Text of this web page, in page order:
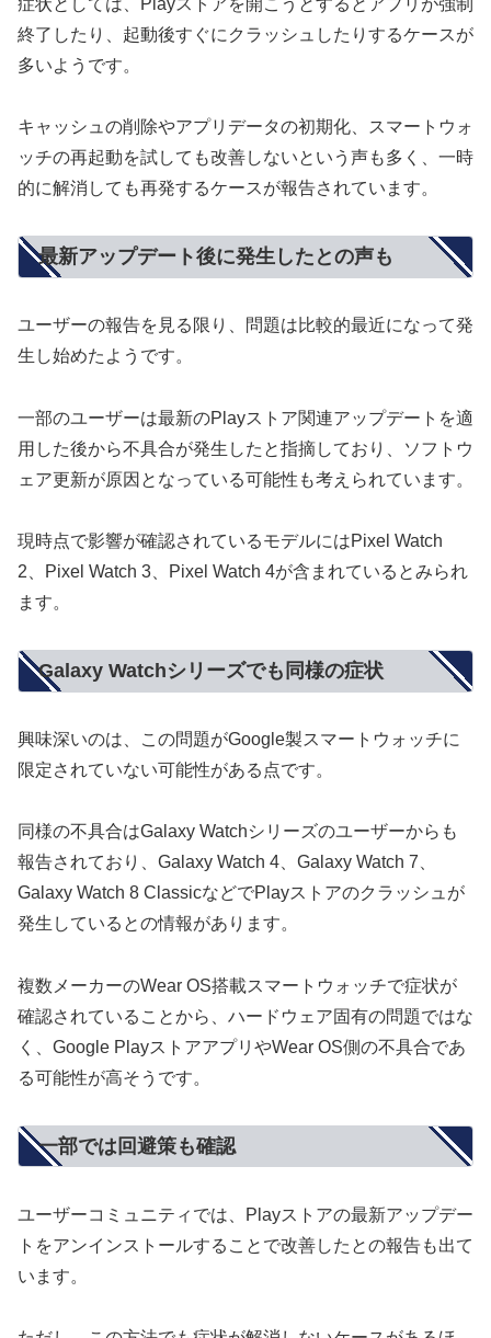
終了したり、起動後すぐにクラッシュしたりするケースが
多いようです。
キャッシュの削除やアプリデータの初期化、スマートウォ
ッチの再起動を試しても改善しないという声も多く、一時
的に解消しても再発するケースが報告されています。
最新アップデート後に発生したとの声も
ユーザーの報告を見る限り、問題は比較的最近になって発
生し始めたようです。
一部のユーザーは最新のPlayストア関連アップデートを適
用した後から不具合が発生したと指摘しており、ソフトウ
ェア更新が原因となっている可能性も考えられています。
現時点で影響が確認されているモデルにはPixel Watch
2、Pixel Watch 3、Pixel Watch 4が含まれているとみられ
ます。
Galaxy Watchシリーズでも同様の症状
興味深いのは、この問題がGoogle製スマートウォッチに
限定されていない可能性がある点です。
同様の不具合はGalaxy Watchシリーズのユーザーからも
報告されており、Galaxy Watch 4、Galaxy Watch 7、
Galaxy Watch 8 ClassicなどでPlayストアのクラッシュが
発生しているとの情報があります。
複数メーカーのWear OS搭載スマートウォッチで症状が
確認されていることから、ハードウェア固有の問題ではな
く、Google PlayストアアプリやWear OS側の不具合であ
る可能性が高そうです。
一部では回避策も確認
ユーザーコミュニティでは、Playストアの最新アップデー
トをアンインストールすることで改善したとの報告も出て
います。